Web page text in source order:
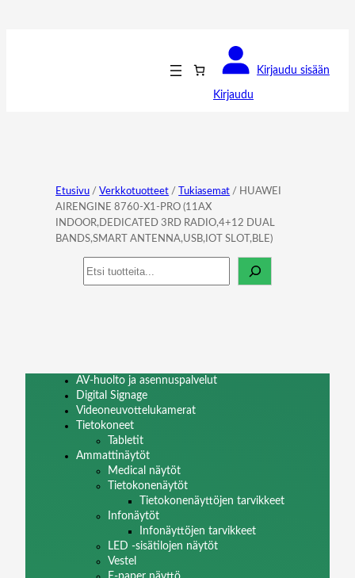
Kirjaudu
Kirjaudu sisään
Etusivu / Verkkotuotteet / Tukiasemat / HUAWEI
AIRENGINE 8760-X1-PRO (11AX
INDOOR,DEDICATED 3RD RADIO,4+12 DUAL
BANDS,SMART ANTENNA,USB,IOT SLOT,BLE)
Haku
AV-huolto ja asennuspalvelut
Digital Signage
Videoneuvottelukamerat
Tietokoneet
Tabletit
Ammattinäytöt
Medical näytöt
Tietokonenäytöt
Tietokonenäyttöjen tarvikkeet
Infonäytöt
Infonäyttöjen tarvikkeet
LED -sisätilojen näytöt
Vestel